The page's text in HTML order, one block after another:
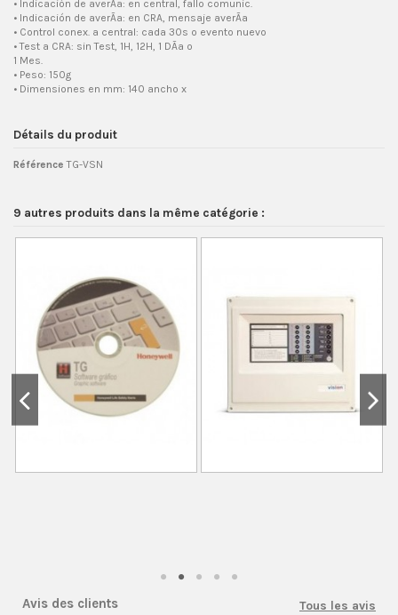
• Indicación de averÃ­a: en central, fallo comunic.
• Indicación de averÃ­a: en CRA, mensaje averÃ­a
• Control conex. a central: cada 30s o evento nuevo
• Test a CRA: sin Test, 1H, 12H, 1 DÃ­a o
1 Mes.
• Peso: 150g
• Dimensiones en mm: 140 ancho x
Détails du produit
Référence TG-VSN
9 autres produits dans la même catégorie :
Avis des clients Tous les avis